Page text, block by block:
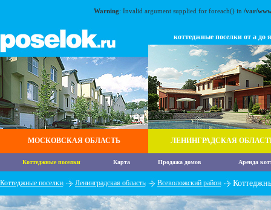
Warning: Invalid argument supplied for foreach() in /var/
МОСКОВСКАЯ ОБЛАСТЬ
коттеджные поселки от а до я
ЛЕНИНГРАДСКАЯ
Коттеджные поселки Карта Продажа домов Аренда
Коттеджные поселки Ленинградская область Всеволожский район